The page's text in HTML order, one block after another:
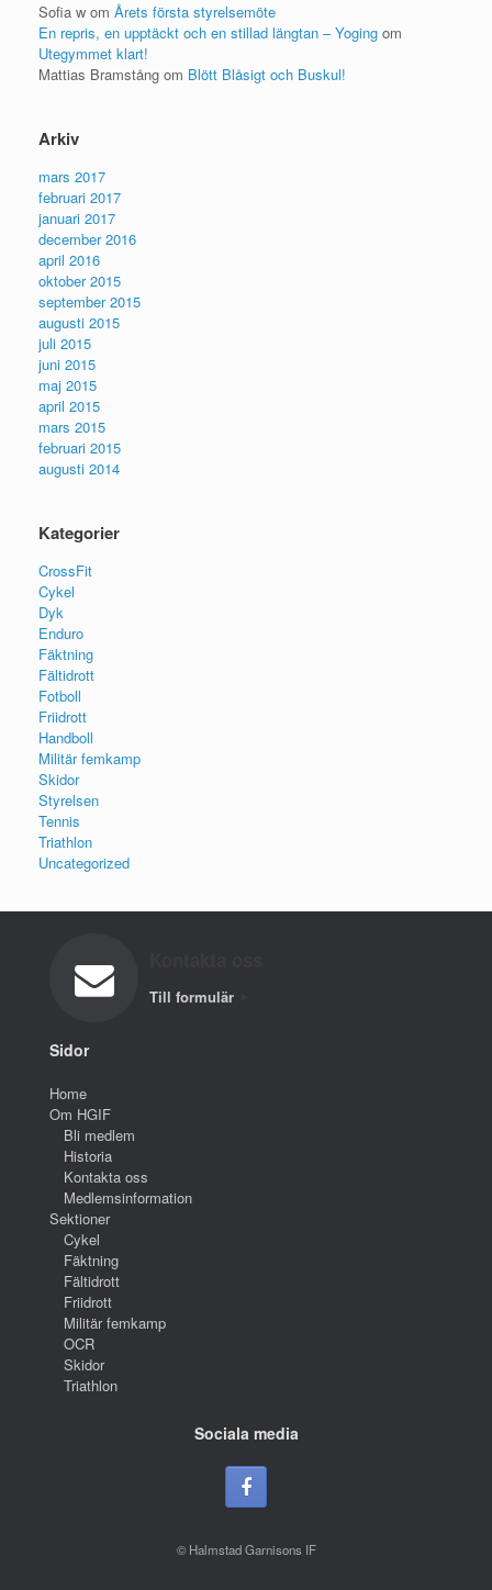
Sofia w om Årets första styrelsemöte
En repris, en upptäckt och en stillad längtan – Yoging om
Utegymmet klart!
Mattias Bramstång om Blött Blåsigt och Buskul!
Arkiv
mars 2017
februari 2017
januari 2017
december 2016
april 2016
oktober 2015
september 2015
augusti 2015
juli 2015
juni 2015
maj 2015
april 2015
mars 2015
februari 2015
augusti 2014
Kategorier
CrossFit
Cykel
Dyk
Enduro
Fäktning
Fältidrott
Fotboll
Friidrott
Handboll
Militär femkamp
Skidor
Styrelsen
Tennis
Triathlon
Uncategorized
Till formulär
Sidor
Home
Om HGIF
Bli medlem
Historia
Kontakta oss
Medlemsinformation
Sektioner
Cykel
Fäktning
Fältidrott
Friidrott
Militär femkamp
OCR
Skidor
Triathlon
Sociala media
© Halmstad Garnisons IF